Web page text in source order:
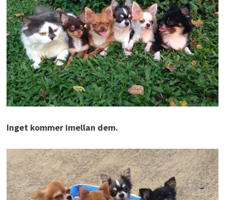
Inget kommer imellan dem.